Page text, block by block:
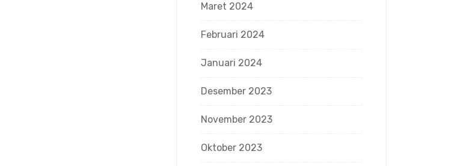
Maret 2024
Februari 2024
Januari 2024
Desember 2023
November 2023
Oktober 2023